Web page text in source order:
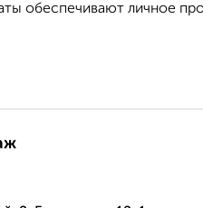
обеспечивают личное